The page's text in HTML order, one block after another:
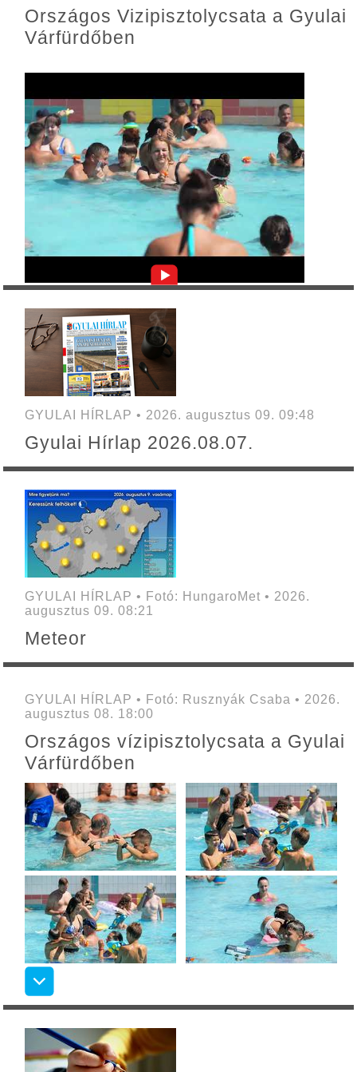
Országos Vizipisztolycsata a Gyulai
Várfürdőben
GYULAI HÍRLAP • 2026. augusztus 09. 09:48
Gyulai Hírlap 2026.08.07.
GYULAI HÍRLAP • Fotó: HungaroMet • 2026.
augusztus 09. 08:21
Meteor
GYULAI HÍRLAP • Fotó: Rusznyák Csaba • 2026.
augusztus 08. 18:00
Országos vízipisztolycsata a Gyulai
Várfürdőben